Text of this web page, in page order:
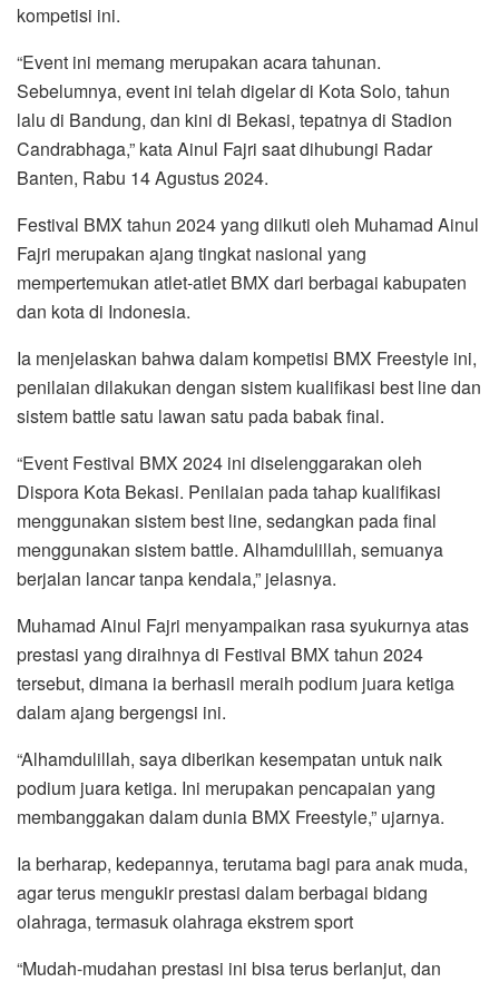
kompetisi ini.
“Event ini memang merupakan acara tahunan.
Sebelumnya, event ini telah digelar di Kota Solo, tahun
lalu di Bandung, dan kini di Bekasi, tepatnya di Stadion
Candrabhaga,” kata Ainul Fajri saat dihubungi Radar
Banten, Rabu 14 Agustus 2024.
Festival BMX tahun 2024 yang diikuti oleh Muhamad Ainul
Fajri merupakan ajang tingkat nasional yang
mempertemukan atlet-atlet BMX dari berbagai kabupaten
dan kota di Indonesia.
Ia menjelaskan bahwa dalam kompetisi BMX Freestyle ini,
penilaian dilakukan dengan sistem kualifikasi best line dan
sistem battle satu lawan satu pada babak final.
“Event Festival BMX 2024 ini diselenggarakan oleh
Dispora Kota Bekasi. Penilaian pada tahap kualifikasi
menggunakan sistem best line, sedangkan pada final
menggunakan sistem battle. Alhamdulillah, semuanya
berjalan lancar tanpa kendala,” jelasnya.
Muhamad Ainul Fajri menyampaikan rasa syukurnya atas
prestasi yang diraihnya di Festival BMX tahun 2024
tersebut, dimana ia berhasil meraih podium juara ketiga
dalam ajang bergengsi ini.
“Alhamdulillah, saya diberikan kesempatan untuk naik
podium juara ketiga. Ini merupakan pencapaian yang
membanggakan dalam dunia BMX Freestyle,” ujarnya.
Ia berharap, kedepannya, terutama bagi para anak muda,
agar terus mengukir prestasi dalam berbagai bidang
olahraga, termasuk olahraga ekstrem sport
“Mudah-mudahan prestasi ini bisa terus berlanjut, dan